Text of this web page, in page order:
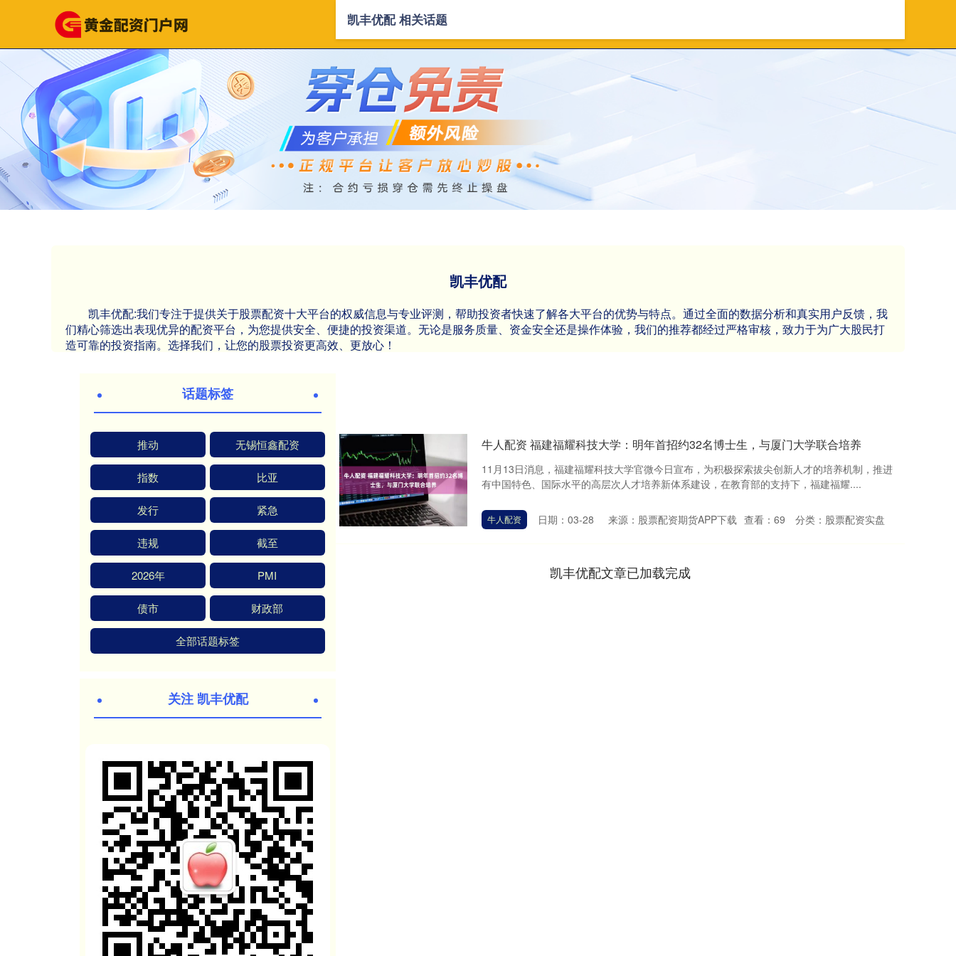
凯丰优配
凯丰优配:我们专注于提供关于股票配资十大平台的权威信息与专业评测，帮助投资者快速了解各大平台的优势与特点。通过全面的数据分析和真实用户反馈，我
们精心筛选出表现优异的配资平台，为您提供安全、便捷的投资渠道。无论是服务质量、资金安全还是操作体验，我们的推荐都经过严格审核，致力于为广大股民打
造可靠的投资指南。选择我们，让您的股票投资更高效、更放心！
凯丰优配 相关话题
牛人配资 福建福耀科技大学：明年首招约32名博士生，与厦门大学联合培养
11月13日消息，福建福耀科技大学官微今日宣布，为积极探索拔尖创新人才的培养机制，推进
有中国特色、国际水平的高层次人才培养新体系建设，在教育部的支持下，福建福耀....
牛人配资 日期：03-28 来源：股票配资期货APP下载 查看： 69 分类： 股票配资实盘
凯丰优配文章已加载完成
话题标签
推动 无锡恒鑫配资
指数 比亚
发行 紧急
违规 截至
2026年 PMI
债市 财政部
全部话题标签
关注 凯丰优配